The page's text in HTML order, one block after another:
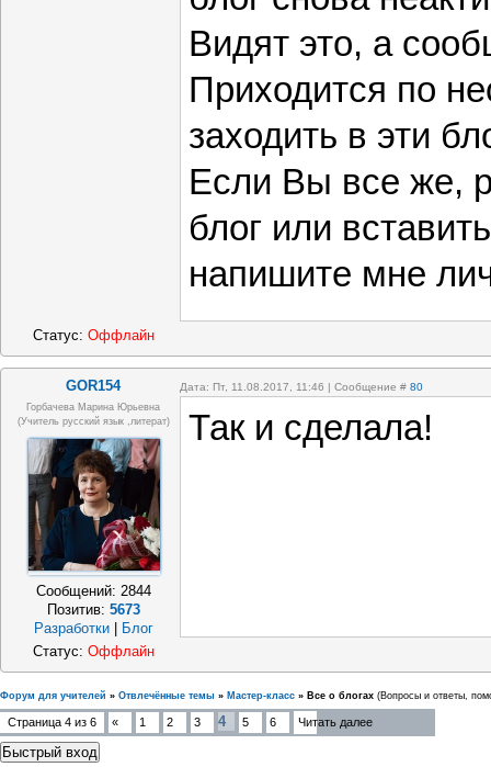
Видят это, а
Приходится по
заходить в эти
Если Вы все же,
блог или
напишите мне
Статус: Оффлайн
GOR154 Дата: Пт, 11.08.2017, 11:46 | Сообщение # 80
Горбачева Марина Юрьевна
(учитель русский язык ,литерат)
Сообщений: 2844
Позитив: 5673
Разработки
Блог
Так и сделала!
Статус: Оффлайн
Форум для учителей » Отвлечённые темы » Мастер-класс » Все о блогах (Вопросы и ответы,
Страница 4 из 6 « 1 2 3 4 5 6 Читать далее